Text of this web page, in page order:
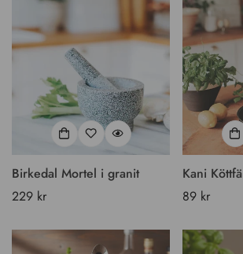
Birkedal Mortel i granit
Vanligt
229 kr
Kani
Vanligt
89 kr
Confirm your
Are you 18 years old or
No, I'm not Yes, I